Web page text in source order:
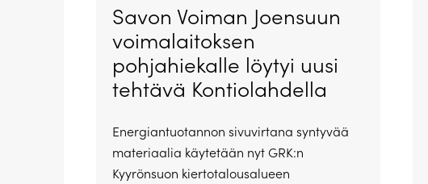
Savon Voiman Joensuun
voimalaitoksen
pohjahiekalle löytyi uusi
tehtävä Kontiolahdella
Energiantuotannon sivuvirtana syntyvää
materiaalia käytetään nyt GRK:n
Kyyrönsuon kiertotalousalueen